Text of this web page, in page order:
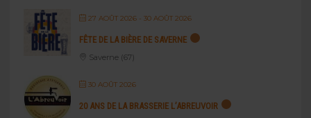
27 AOÛT 2026- 30 AOÛT 2026
FÊTE DE LA BIÈRE DE SAVERNE
Saverne (67)
30 AOÛT 2026
20 ANS DE LA BRASSERIE L’ABREUVOIR